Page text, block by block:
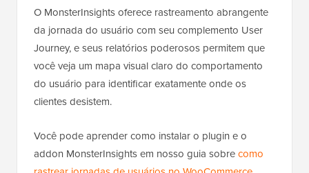
O MonsterInsights oferece rastreamento abrangente
da jornada do usuário com seu complemento User
Journey, e seus relatórios poderosos permitem que
você veja um mapa visual claro do comportamento
do usuário para identificar exatamente onde os
clientes desistem.
Você pode aprender como instalar o plugin e o
addon MonsterInsights em nosso guia sobrecomo